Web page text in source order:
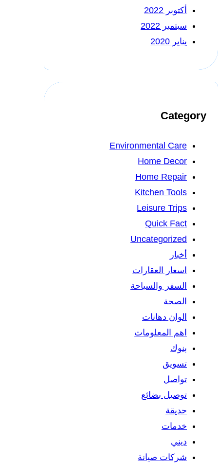
أكتوبر 2022
سبتمبر 2022
يناير 2020
Category
Environmental Care
Home Decor
Home Repair
Kitchen Tools
Leisure Trips
Quick Fact
Uncategorized
أخبار
اسعار العقارات
السفر والسياحة
الصحة
الوان دهانات
اهم المعلومات
بنوك
تسويق
تواصل
توصيل بضائع
حديقة
خدمات
ديني
شركات صيانة